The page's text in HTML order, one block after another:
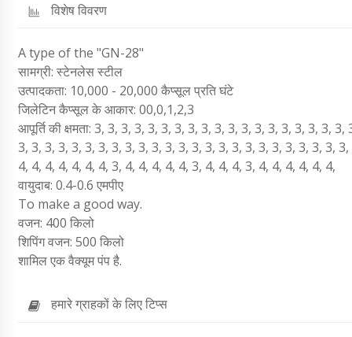
विशेष विवरण
A type of the "GN-28"
सामग्री: स्टेनलेस स्टील
उत्पादकता: 10,000 - 20,000 कैप्सूल प्रति घंटे
जिलेटिन कैप्सूल के आकार: 00,0,1,2,3
आपूर्ति की क्षमता: 3, 3, 3, 3, 3, 3, 3, 3, 3, 3, 3, 3, 3, 3, 3, 3, 3, 3,
3, 3, 3, 3, 3, 3, 3, 3, 3, 3, 3, 3, 3, 3, 3, 3, 3, 3, 3, 3, 3, 3, 3, 3,
4, 4, 4, 4, 4, 4, 4, 3, 4, 4, 4, 4, 4, 3, 4, 4, 4, 3, 4, 4, 4, 4, 4, 4,
वायुदाब: 0.4-0.6 एमपीए
To make a good way.
वजन: 400 किलो
शिपिंग वजन: 500 किलो
शामिल एक वैक्यूम पंप है.
हमारे ग्राहकों के लिए टिप्स